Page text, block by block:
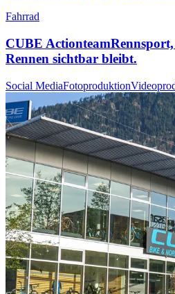
Fahrrad
CUBE Actionteam
Rennen sichtbar bleibt.
Social MediaFotoproduktion